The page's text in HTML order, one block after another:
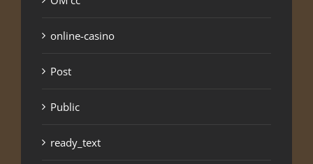
online-casino
Post
Public
ready_text